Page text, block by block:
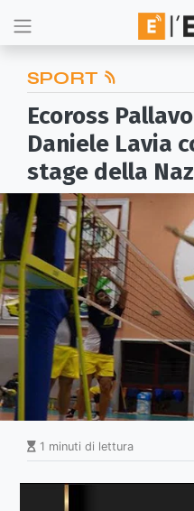
SPORT
Ecoross
Daniele Lavia
stage della
1 minuti di lettura